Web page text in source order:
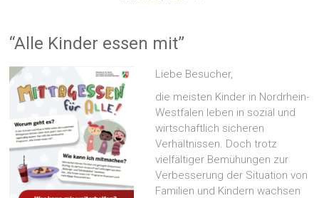
“Alle Kinder essen mit”
Liebe Besucher,
die meisten Kinder in Nordrhein-
Westfalen leben in sozial und
wirtschaftlich sicheren
Verhältnissen. Doch trotz
vielfältiger Bemühungen zur
Verbesserung der Situation von
Familien und Kindern wachsen